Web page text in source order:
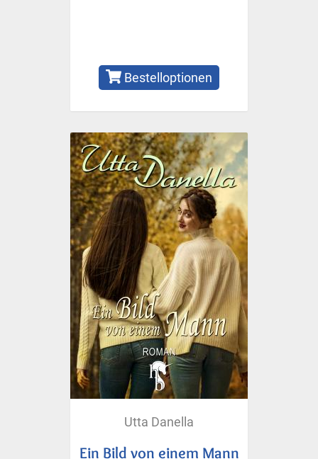
Bestelloptionen
Utta Danella
Ein Bild von einem Mann